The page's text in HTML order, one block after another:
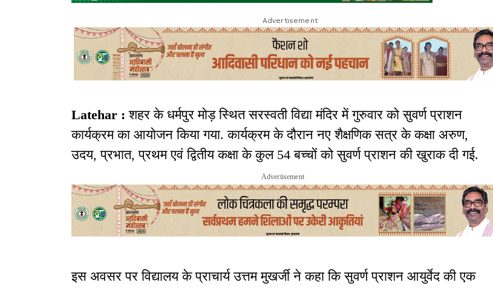
Advertisement
Latehar :शहर के धर्मपुर मोड़ स्थित सरस्वती विद्या मंदिर में गुरुवार को सुवर्ण प्राशन
कार्यक्रम का आयोजन किया गया. कार्यक्रम के दौरान नए शैक्षणिक सत्र के कक्षा अरुण,
उदय, प्रभात, प्रथम एवं द्वितीय कक्षा के कुल 54 बच्चों को सुवर्ण प्राशन की खुराक दी गई.
Advertisement
इस अवसर पर विद्यालय के प्राचार्य उत्तम मुखर्जी ने कहा कि सुवर्ण प्राशन आयुर्वेद की एक